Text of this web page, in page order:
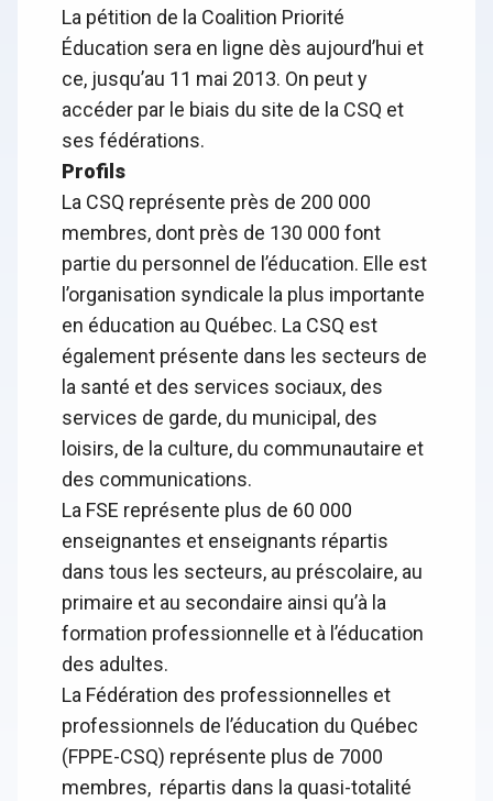
La pétition de la Coalition Priorité
Éducation sera en ligne dès aujourd’hui et
ce, jusqu’au 11 mai 2013. On peut y
accéder par le biais du site de la CSQ et
ses fédérations.
Profils
La CSQ représente près de 200 000
membres, dont près de 130 000 font
partie du personnel de l’éducation. Elle est
l’organisation syndicale la plus importante
en éducation au Québec. La CSQ est
également présente dans les secteurs de
la santé et des services sociaux, des
services de garde, du municipal, des
loisirs, de la culture, du communautaire et
des communications.
La FSE représente plus de 60 000
enseignantes et enseignants répartis
dans tous les secteurs, au préscolaire, au
primaire et au secondaire ainsi qu’à la
formation professionnelle et à l’éducation
des adultes.
La Fédération des professionnelles et
professionnels de l’éducation du Québec
(FPPE-CSQ) représente plus de 7000
membres, répartis dans la quasi-totalité